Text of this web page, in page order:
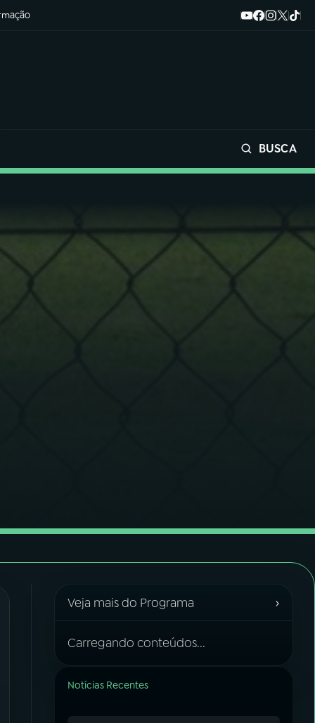
BUSCA
Veja mais do Programa ›
Carregando conteúdos...
Notícias Recentes